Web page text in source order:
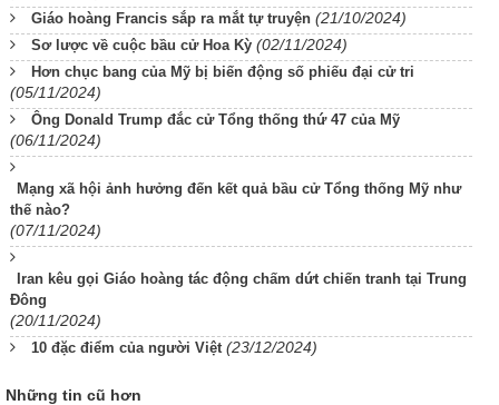
Giáo hoàng Francis sắp ra mắt tự truyện (21/10/2024)
Sơ lược về cuộc bầu cử Hoa Kỳ (02/11/2024)
Hơn chục bang của Mỹ bị biến động số phiếu đại cử tri
(05/11/2024)
Ông Donald Trump đắc cử Tổng thống thứ 47 của Mỹ
(06/11/2024)
Mạng xã hội ảnh hưởng đến kết quả bầu cử Tổng thống Mỹ như
thế nào?
(07/11/2024)
Iran kêu gọi Giáo hoàng tác động chấm dứt chiến tranh tại Trung
Đông
(20/11/2024)
10 đặc điểm của người Việt (23/12/2024)
Những tin cũ hơn